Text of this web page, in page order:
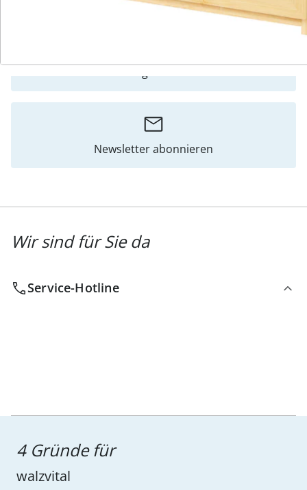
Newsletter abonnieren
Wir sind für Sie da
Service-Hotline
4 Gründe für
walzvital